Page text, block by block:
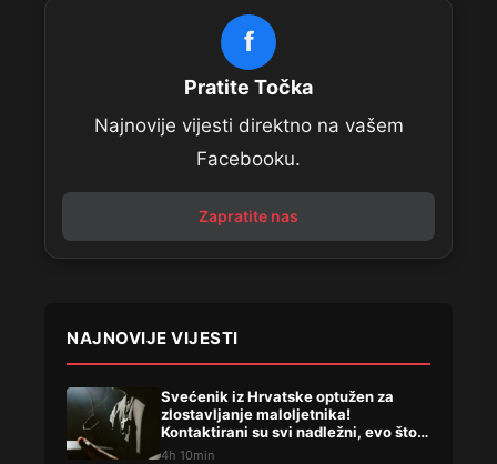
f
Pratite Točka
Najnovije vijesti direktno na vašem
Facebooku.
Zapratite nas
NAJNOVIJE VIJESTI
Svećenik iz Hrvatske optužen za
zlostavljanje maloljetnika!
Kontaktirani su svi nadležni, evo što
su rekli
4h 10min